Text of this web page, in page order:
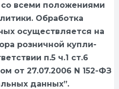
всеми положениями
Обработка
осуществляется на
розничной купли-
п.5 ч.1 ст.6
от 27.07.2006 N 152-ФЗ
данных”.